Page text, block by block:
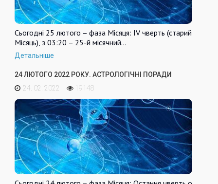
Сьогодні 25 лютого – фаза Місяця: IV чверть (старий
Місяць), з 03:20 – 25-й місячний…
Детальніше
24 ЛЮТОГО 2022 РОКУ. АСТРОЛОГІЧНІ ПОРАДИ
24. 02. 2022
19148